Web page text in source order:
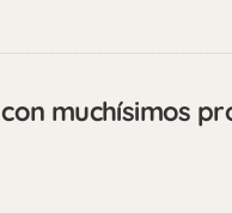
muchísimos